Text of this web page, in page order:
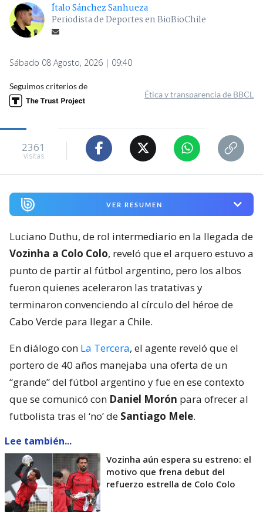
Ítalo Sánchez Sanhueza
Periodista de Deportes en BioBioChile
Sábado 08 Agosto, 2026 | 09:40
Seguimos criterios de
Ética y transparencia de BBCL
2361
visitas
VER RESUMEN
Luciano Duthu, de rol intermediario en la llegada de
Vozinha a Colo Colo, reveló que el arquero estuvo a
punto de partir al fútbol argentino, pero los albos
fueron quienes aceleraron las tratativas y
terminaron convenciendo al círculo del héroe de
Cabo Verde para llegar a Chile.
En diálogo con La Tercera, el agente reveló que el
portero de 40 años manejaba una oferta de un
“grande” del fútbol argentino y fue en ese contexto
que se comunicó con Daniel Morón para ofrecer al
futbolista tras el ‘no’ de Santiago Mele.
Lee también...
Vozinha aún espera su estreno: el
motivo que frena debut del
refuerzo estrella de Colo Colo